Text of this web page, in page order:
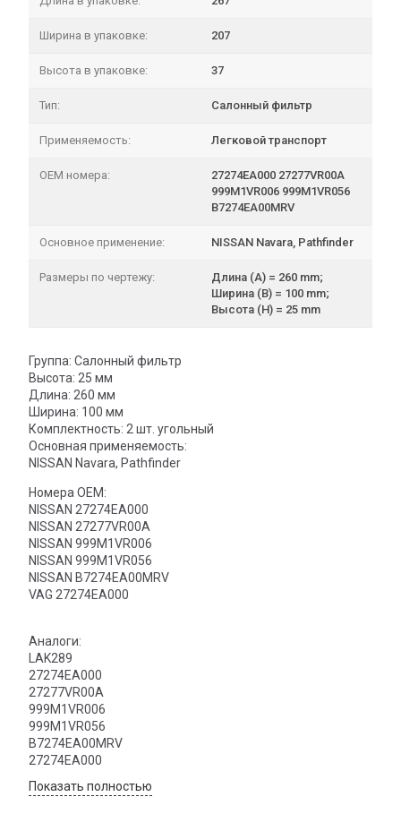
Ширина в упаковке: 207
Высота в упаковке: 37
Тип: Салонный фильтр
Применяемость: Легковой транспорт
OEM номера:
27274EA000 27277VR00A
999M1VR006 999M1VR056
B7274EA00MRV
Основное применение: NISSAN Navara, Pathfinder
Размеры по чертежу:
Длина (A) = 260 mm;
Ширина (B) = 100 mm;
Высота (H) = 25 mm
Группа: Салонный фильтр
Высота: 25 мм
Длина: 260 мм
Ширина: 100 мм
Комплектность: 2 шт. угольный
Основная применяемость:
NISSAN Navara, Pathfinder
Номера OEM:
NISSAN 27274EA000
NISSAN 27277VR00A
NISSAN 999M1VR006
NISSAN 999M1VR056
NISSAN B7274EA00MRV
VAG 27274EA000
Аналоги:
LAK289
27274EA000
27277VR00A
999M1VR006
999M1VR056
B7274EA00MRV
27274EA000
Показать полностью